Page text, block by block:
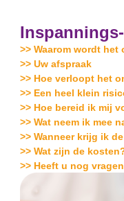
>> Waarom wordt
>> Uw afspraak
>> Hoe verloopt het
>> Een heel klein
>> Hoe bereid ik mij
>> Wat neem ik mee
>> Wanneer krijg ik
>> Wat zijn de
>> Heeft u nog